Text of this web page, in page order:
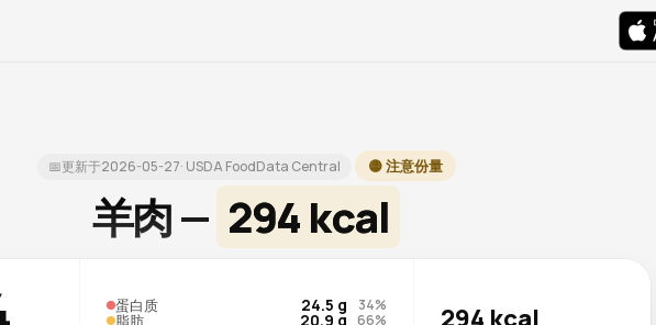
📅更新于2026-05-27· USDA FoodData Central 🟡 注意份量
羊肉 — 294 kcal
蛋白质 24.5 g 34%
脂肪 20.9 g 66% 294 kcal